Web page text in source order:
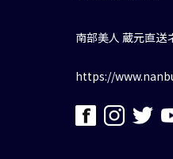
南部美人 蔵元直送
https://